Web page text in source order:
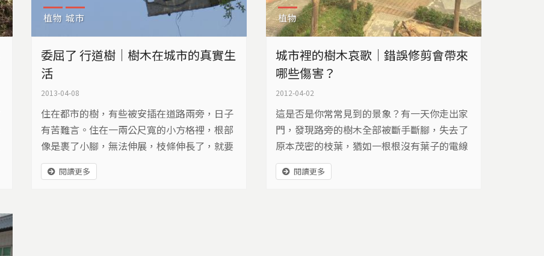
植物 城市
委屈了 行道樹｜樹木在城市的真實生
活
2013-04-08
住在都市的樹，有些被安插在道路兩旁，日子
有苦難言。住在一兩公尺寬的小方格裡，根部
像是裹了小腳，無法伸展，枝條伸長了，就要
被砍。大多數人把它們當做城市裝飾品，卻忘
了它們，是活生生的古老生命…
閱讀更多
植物
城市裡的樹木哀歌｜錯誤修剪會帶來
哪些傷害？
2012-04-02
這是否是你常常見到的景象？有一天你走出家
門，發現路旁的樹木全部被斷手斷腳，失去了
原本茂密的枝葉，猶如一根根沒有葉子的電線
桿。或許你也常見到另一種景象，一批批的樹
木成為都市的新移民，卻總是撐不了幾個月，
閱讀更多